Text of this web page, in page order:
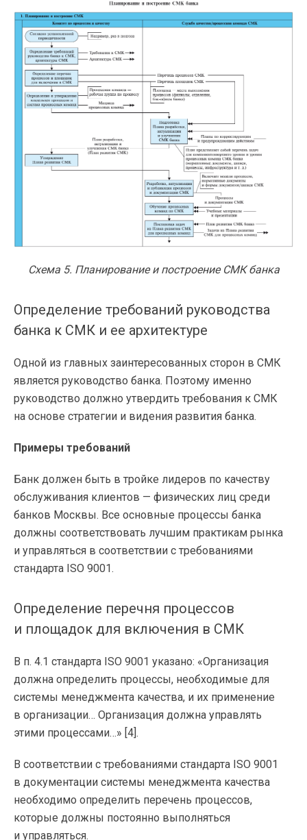
Схема 5. Планирование и построение СМК банка
Определение требований руководства
банка к СМК и ее архитектуре
Одной из главных заинтересованных сторон в СМК
является руководство банка. Поэтому именно
руководство должно утвердить требования к СМК
на основе стратегии и видения развития банка.
Примеры требований
Банк должен быть в тройке лидеров по качеству
обслуживания клиентов — физических лиц среди
банков Москвы. Все основные процессы банка
должны соответствовать лучшим практикам рынка
и управляться в соответствии с требованиями
стандарта ISO 9001.
Определение перечня процессов
и площадок для включения в СМК
В п. 4.1 стандарта ISO 9001 указано: «Организация
должна определить процессы, необходимые для
системы менеджмента качества, и их применение
в организации… Организация должна управлять
этими процессами…» [4].
В соответствии с требованиями стандарта ISO 9001
в документации системы менеджмента качества
необходимо определить перечень процессов,
которые должны постоянно выполняться
и управляться.